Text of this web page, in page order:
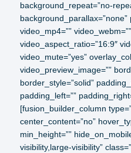
background_repeat=”no-
background_parallax=”none”
video_mp4=””
video_aspect_ratio=”16:9″
video_mute=”yes”
video_preview_image=””
border_style=”solid”
padding_left=””
[fusion_builder_column
center_content=”no”
min_height=””
visibility,large-visibility”